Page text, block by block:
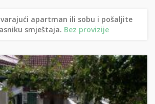
apartman ili sobu i pošaljite
smještaja. Bez provizije